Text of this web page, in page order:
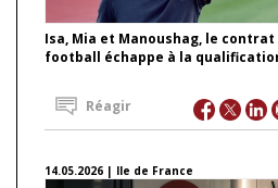
Isa, Mia et Manoushag, le
football échappe à la
Réagir
14.05.2026 | Ile de France